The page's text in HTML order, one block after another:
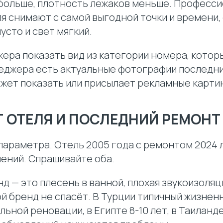
плотность лежаков меньше.
снимают с самой выгодной точки и
и свет мягкий.
показать вид из категории номера,
есть актуальные фотографии
показать или присылает рекламные
ОТЕЛЯ И ПОСЛЕДНИЙ РЕМОНТ
Отель 2005 года с ремонтом 2024
Спрашивайте оба.
— это плесень в ванной, плохая
бренд не спасёт. В Турции типичный
реновации, в Египте 8-10 лет, в